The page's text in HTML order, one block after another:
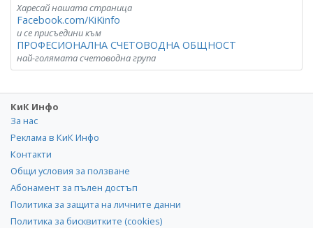
Харесай нашата страница
Facebook.com/KiKinfo
и се присъедини към
ПРОФЕСИОНАЛНА СЧЕТОВОДНА ОБЩНОСТ
най-голямата счетоводна група
КиК Инфо
За нас
Реклама в КиК Инфо
Контакти
Общи условия за ползване
Абонамент за пълен достъп
Политика за защита на личните данни
Политика за бисквитките (cookies)